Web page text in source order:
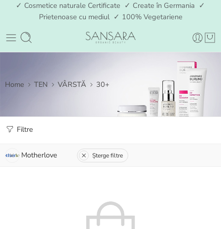
✓ Cosmetice naturale Certificate ✓ Create în Germania ✓
Prietenoase cu mediul ✓ 100% Vegetariene
Home TEN VÂRSTĂ 30+
Filtre
Motherlove Șterge filtre